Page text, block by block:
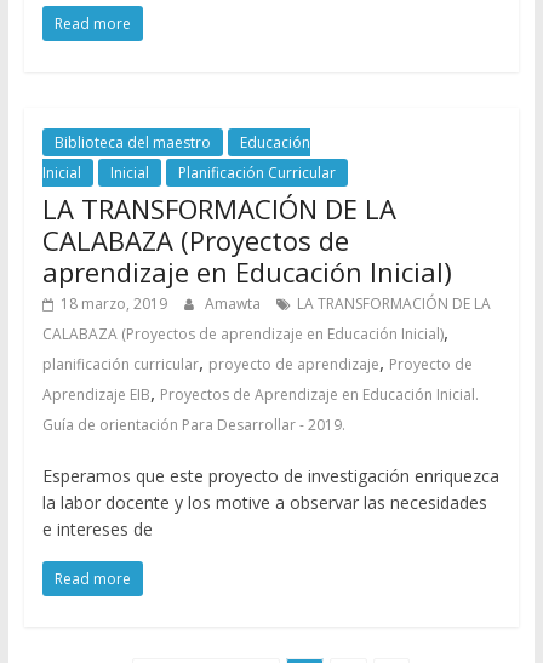
Read more
Biblioteca del maestro
Educación
Inicial
Inicial Planificación Curricular
LA TRANSFORMACIÓN DE LA
CALABAZA (Proyectos de
aprendizaje en Educación Inicial)
18 marzo, 2019 Amawta
LA TRANSFORMACIÓN DE LA
CALABAZA (Proyectos de aprendizaje en Educación Inicial),
planificación curricular, proyecto de aprendizaje, Proyecto de
Aprendizaje EIB, Proyectos de Aprendizaje en Educación Inicial.
Guía de orientación Para Desarrollar - 2019.
Esperamos que este proyecto de investigación enriquezca
la labor docente y los motive a observar las necesidades
e intereses de
Read more